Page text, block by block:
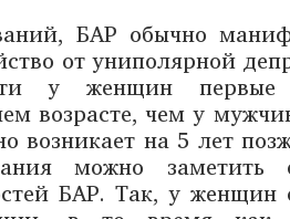
БАР обычно
от униполярной
у женщин
возрасте, чем у
возникает на 5 лет
можно заметить
БАР. Так, у